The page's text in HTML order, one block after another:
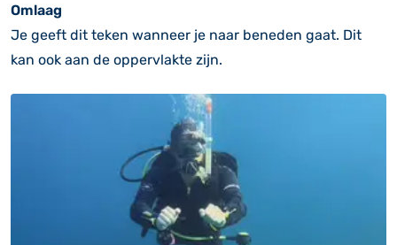
Omlaag
Je geeft dit teken wanneer je naar beneden gaat. Dit
kan ook aan de oppervlakte zijn.